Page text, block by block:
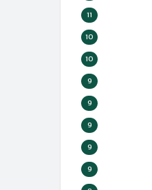
11
10
10
9
9
9
9
9